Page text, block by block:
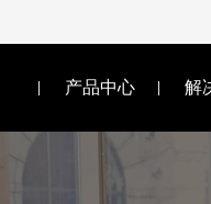
产品中心 解